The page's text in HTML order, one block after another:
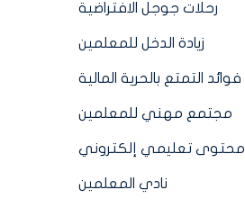
رحلات جوجل الافتراضية
زيادة الدخل للمعلمين
فوائد التمتع بالحرية المالية
مجتمع مهني للمعلمين
محتوى تعليمي إلكتروني
نادي المعلمين